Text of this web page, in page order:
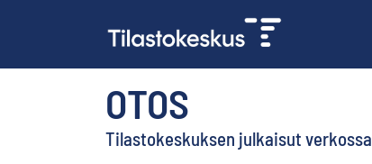
OTOS
Tilastokeskuksen julkaisut verkossa